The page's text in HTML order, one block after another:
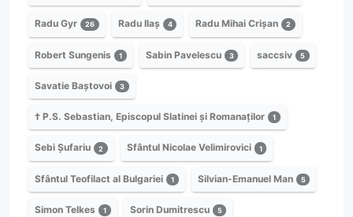
Radu Gyr 26 Radu Ilaș 4 Radu Mihai Crișan 2
Robert Sungenis 1 Sabin Pavelescu 3 saccsiv 5
Savatie Baștovoi 3
† P.S. Sebastian, Episcopul Slatinei și Romanaților 1
Sebi Șufariu 2 Sfântul Nicolae Velimirovici 1
Sfântul Teofilact al Bulgariei 1 Silvian-Emanuel Man 5
Simon Telkes 1 Sorin Dumitrescu 5